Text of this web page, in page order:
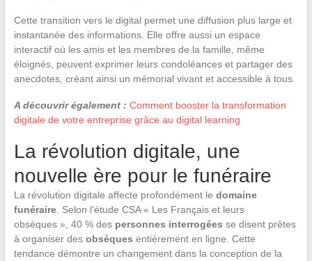
Cette transition vers le digital permet une diffusion plus large et
instantanée des informations. Elle offre aussi un espace
interactif où les amis et les membres de la famille, même
éloignés, peuvent exprimer leurs condoléances et partager des
anecdotes, créant ainsi un mémorial vivant et accessible à tous.
A découvrir également : Comment booster la transformation
digitale de votre entreprise grâce au digital learning
La révolution digitale, une
nouvelle ère pour le funéraire
La révolution digitale affecte profondément le domaine
funéraire. Selon l’étude CSA « Les Français et leurs
obsèques », 40 % des personnes interrogées se disent prêtes
à organiser des obsèques entièrement en ligne. Cette
tendance démontre un changement dans la conception de la